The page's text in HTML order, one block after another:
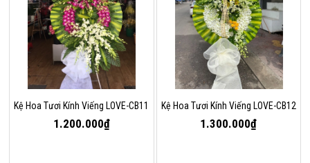
Kệ Hoa Tươi Kính Viếng LOVE-CB11
1.200.000₫
Kệ Hoa Tươi Kính Viếng LOVE-CB12
1.300.000₫